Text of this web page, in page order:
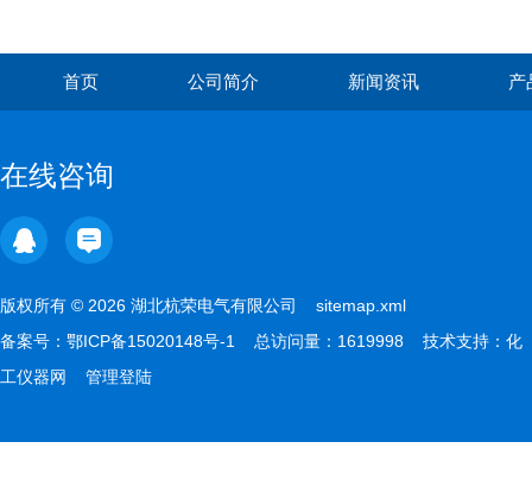
首页 公司简介 新闻资讯 产
在线咨询
版权所有 © 2026 湖北杭荣电气有限公司 sitemap.xml
备案号： 鄂ICP备15020148号-1 总访问量：1619998 技术支持： 化
工仪器网
管理登陆